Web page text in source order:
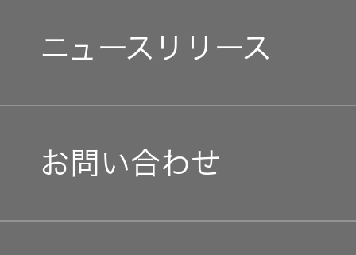
会社案内
経営体制
グループ体制・組織図
環境(E)
社会(S)
障がい者採用
IRニュース
ニュースリリース
お問い合わせ